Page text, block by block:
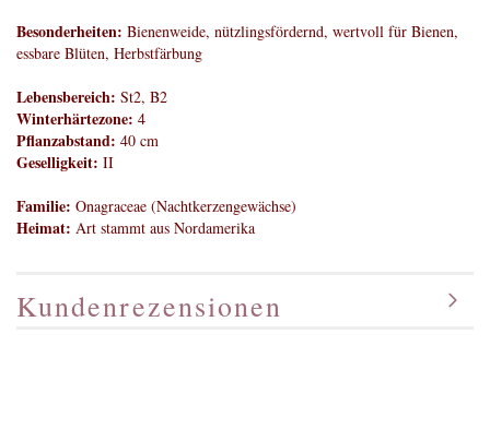
Besonderheiten: Bienenweide, nützlingsfördernd, wertvoll für Bienen,
essbare Blüten, Herbstfärbung
Lebensbereich: St2, B2
Winterhärtezone: 4
Pflanzabstand: 40 cm
Geselligkeit: II
Familie: Onagraceae (Nachtkerzengewächse)
Heimat: Art stammt aus Nordamerika
Kundenrezensionen